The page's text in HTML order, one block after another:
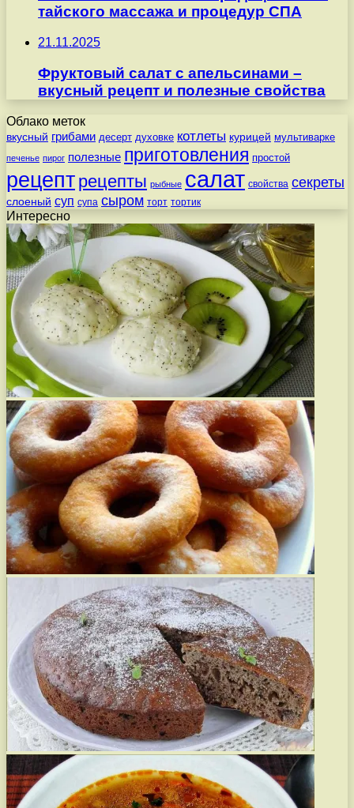
тайского массажа и процедур СПА
21.11.2025
Фруктовый салат с апельсинами –
вкусный рецепт и полезные свойства
Облако меток
вкусный грибами десерт духовке котлеты курицей мультиварке
печенье пирог полезные приготовления простой
рецепт рецепты рыбные салат свойства секреты
слоеный суп супа сыром торт тортик
Интересно